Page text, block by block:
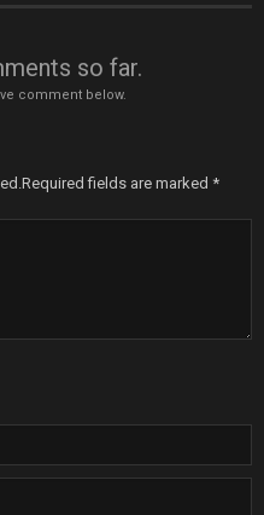
so far.
comment below.
Required fields are marked *